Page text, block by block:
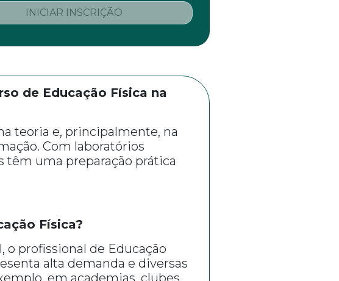
INICIAR INSCRIÇÃO
de Educação Física na
teoria e, principalmente, na
Com laboratórios
têm uma preparação prática
Física?
o profissional de Educação
alta demanda e diversas
em academias, clubes,